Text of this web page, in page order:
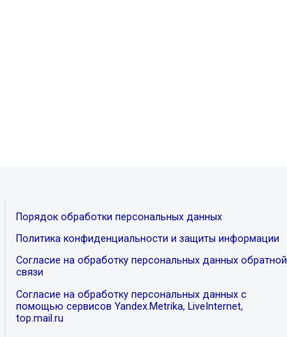
Порядок обработки персональных данных
Политика конфиденциальности и защиты информации
Согласие на обработку персональных данных обратной
связи
Согласие на обработку персональных данных с
помощью сервисов Yandex.Metrika, LiveInternet,
top.mail.ru